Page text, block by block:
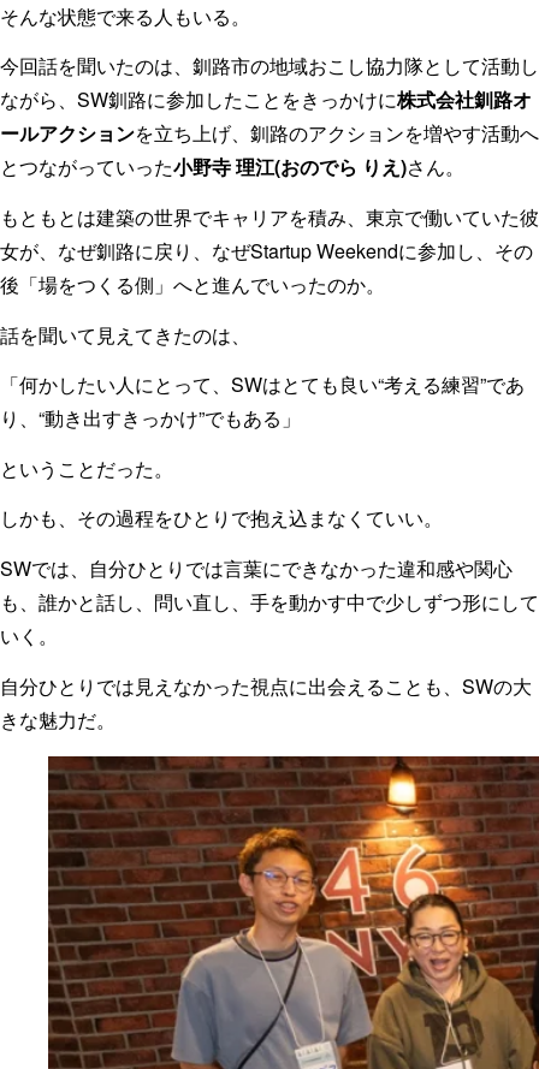
そんな状態で来る人もいる。
今回話を聞いたのは、釧路市の地域おこし協力隊として活動し
ながら、SW釧路に参加したことをきっかけに株式会社釧路オ
ールアクションを立ち上げ、釧路のアクションを増やす活動へ
とつながっていった小野寺 理江(おのでら りえ)さん。
もともとは建築の世界でキャリアを積み、東京で働いていた彼
女が、なぜ釧路に戻り、なぜStartup Weekendに参加し、その
後「場をつくる側」へと進んでいったのか。
話を聞いて見えてきたのは、
「何かしたい人にとって、SWはとても良い“考える練習”であ
り、“動き出すきっかけ”でもある」
ということだった。
しかも、その過程をひとりで抱え込まなくていい。
SWでは、自分ひとりでは言葉にできなかった違和感や関心
も、誰かと話し、問い直し、手を動かす中で少しずつ形にして
いく。
自分ひとりでは見えなかった視点に出会えることも、SWの大
きな魅力だ。